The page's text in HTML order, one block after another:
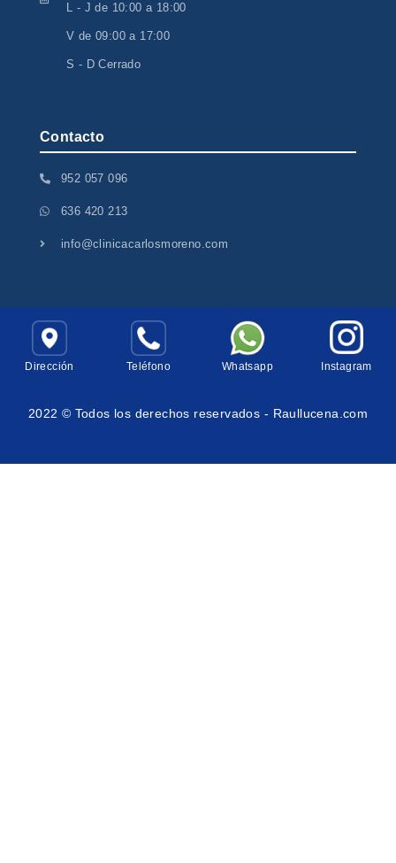
L - J de 10:00 a 18:00
V de 09:00 a 17:00
S - D Cerrado
Contacto
952 057 096
636 420 213
info@clinicacarlosmoreno.com
Dirección Teléfono Whatsapp Instagram
2022 © Todos los derechos reservados - Raullucena.com